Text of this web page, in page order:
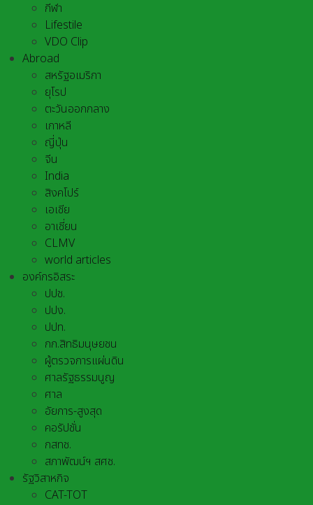
กีฬา
Lifestile
VDO Clip
Abroad
สหรัฐอเมริกา
ยุโรป
ตะวันออกกลาง
เกาหลี
ญี่ปุ่น
จีน
India
สิงคโปร์
เอเชีย
อาเชี่ยน
CLMV
world articles
องค์กรอิสระ
ปปช.
ปปง.
ปปท.
กก.สิทธิมนุษยชน
ผู้ตรวจการแผ่นดิน
ศาลรัฐธรรมนูญ
ศาล
อัยการ-สูงสุด
คอรัปชั่น
กสทช.
สภาพัฒน์ฯ สศช.
รัฐวิสาหกิจ
CAT-TOT